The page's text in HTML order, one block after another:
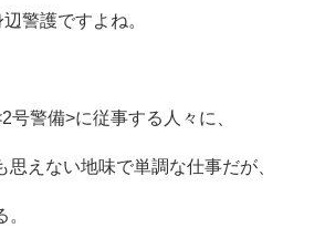
警護ですよね。
警備>に従事する人々に、
えない地味で単調な仕事だが、